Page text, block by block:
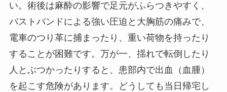
い。術後は麻酔の影響で足元がふらつきやすく、
バストバンドによる強い圧迫と大胸筋の痛みで、
電車のつり革に捕まったり、重い荷物を持ったり
することが困難です。万が一、揺れで転倒したり
人とぶつかったりすると、患部内で出血（血腫）
を起こす危険があります。どうしても当日帰宅し